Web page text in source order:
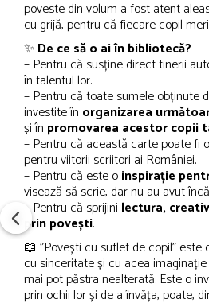
poveste din volum a fost atent
cu grijă, pentru că fiecare copil
✨ De ce să o ai în bibliotecă?
– Pentru că susține direct tinerii
în talentul lor.
– Pentru că toate sumele obținute
investite în organizarea
și în promovarea acestor copii
– Pentru că această carte poate fi
pentru viitorii scriitori ai României.
– Pentru că este oinspirație
visează să scrie, dar nu au avut
– Pentru că sprijini lectura,
prin povești.
📖 "Povești cu suflet de copil" este
cu sinceritate și cu acea
mai pot păstra nealterată. Este o
prin ochii lor și de a învăța, poate,